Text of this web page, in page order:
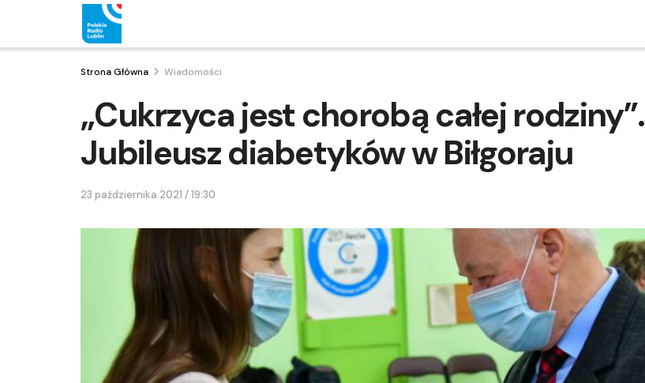
Strona Główna Wiadomości
„Cukrzyca jest chorobą całej rodziny”.
Jubileusz diabetyków w Biłgoraju
23 października 2021 / 19:30